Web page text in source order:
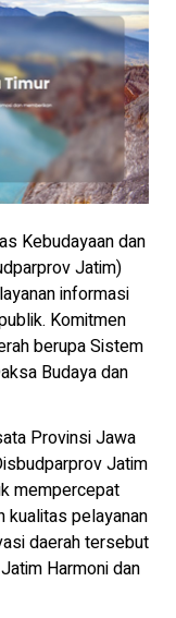
Kebudayaan dan
Jatim)
informasi
Komitmen
berupa Sistem
Budaya dan
Provinsi Jawa
Jatim
mempercepat
kualitas pelayanan
daerah tersebut
Harmoni dan